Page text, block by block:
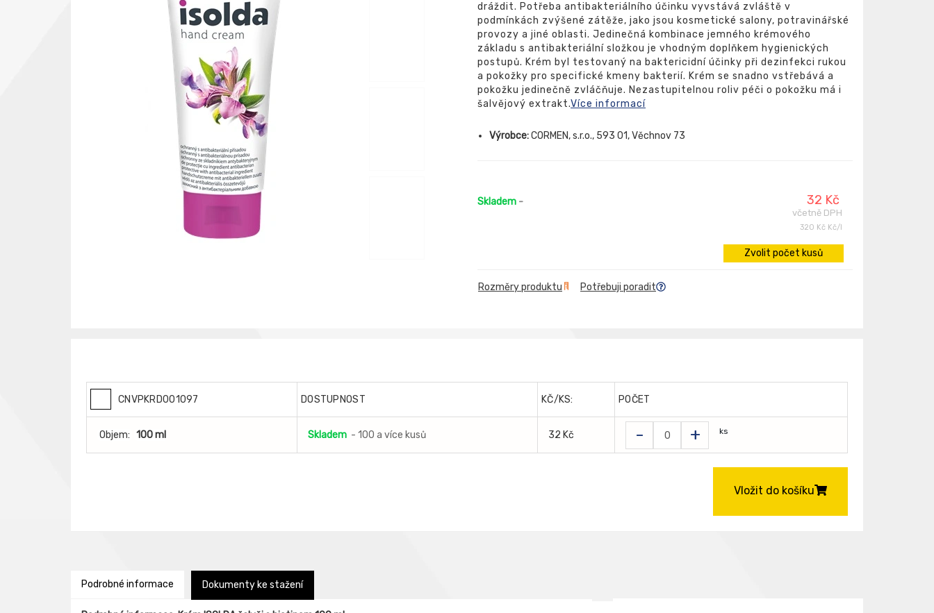
dráždit. Potřeba antibakteriálního účinku vyvstává zvláště v
podmínkách zvýšené zátěže, jako jsou kosmetické salony, potravinářské
provozy a jiné oblasti. Jedinečná kombinace jemného krémového
základu s antibakteriální složkou je vhodným doplňkem hygienických
postupů. Krém byl testovaný na baktericidní účinky při dezinfekci rukou
a pokožky pro specifické kmeny bakterií. Krém se snadno vstřebává a
pokožku jedinečně zvláčňuje. Nezastupitelnou roliv péči o pokožku má i
šalvějový extrakt.Více informací
Výrobce:CORMEN, s.r.o., 593 01, Věchnov 73
Skladem - 32 Kč
včetně DPH
320 Kč Kč/l
Zvolit počet kusů
Rozměry produktu Potřebuji poradit
CNVPKRD001097 DOSTUPNOST KČ/KS: POČET
Objem: 100 ml Skladem - 100 a více kusů 32 Kč - + ks
Vložit do košíku
Podrobné informace Dokumenty ke stažení